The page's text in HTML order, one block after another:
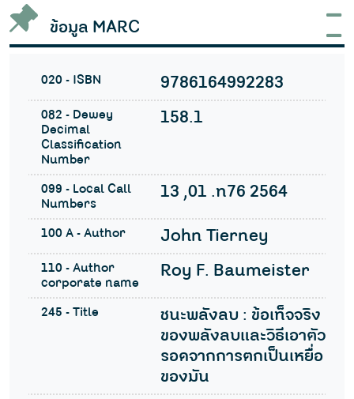
ข้อมูล MARC
020 - ISBN 9786164992283
082 - Dewey
Decimal
Classification
Number
158.1
099 - Local Call
Numbers
13 ,01 .ท76 2564
100 A - Author John Tierney
110 - Author
corporate name
Roy F. Baumeister
245 - Title
ชนะพลังลบ : ข้อเท็จจริง
ของพลังลบและวิธีเอาตัว
รอดจากการตกเป็นเหยื่อ
ของมัน